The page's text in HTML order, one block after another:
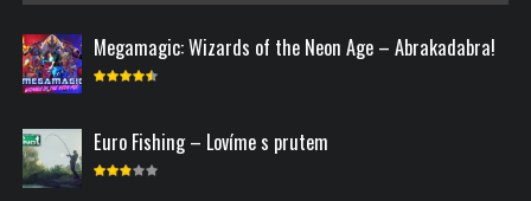
Megamagic: Wizards of the Neon Age – Abrakadabra!
Euro Fishing – Lovíme s prutem